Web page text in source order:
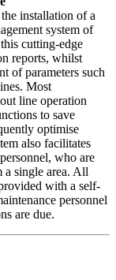
installation of a
system of
cutting-edge
reports, whilst
of parameters such
Most
line operation
to save
optimise
also facilitates
who are
a single area. All
with a self-
personnel
are due.